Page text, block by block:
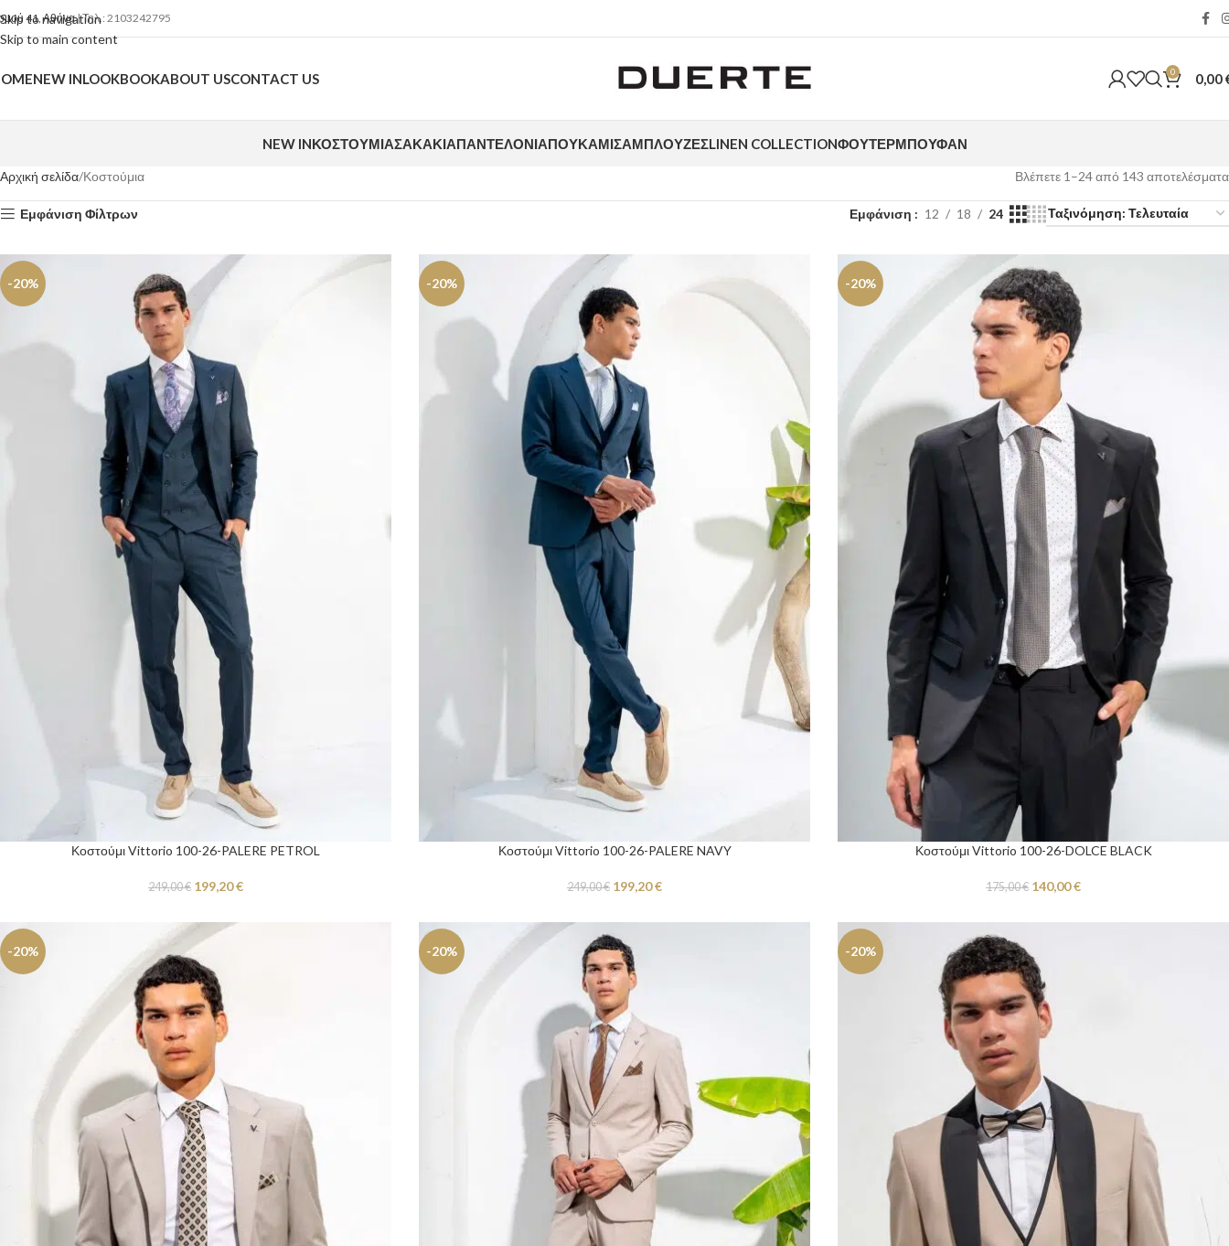
Skip to navigation
Skip to main content
41, Αθήνα| Τηλ.: 2103242795
NEW INLOOKBOOKABOUT USCONTACT US 0 0,00
NEW INΚΟΣΤΟΎΜΙΑΣΑΚΆΚΙΑΠΑΝΤΕΛΌΝΙΑΠΟΥΚΆΜΙΣΑΜΠΛΟΎΖΕΣLINEN COLLECTIONΦΟΎΤΕΡΜΠΟΥΦΆΝ
Αρχική σελίδα Κοστούμια Βλέπετε 1–24 από 143 αποτελέσματα
Εμφάνιση Φίλτρων Εμφάνιση 12 18 24
-20%
Κοστούμι Vittorio 100-26-PALERE PETROL
249,00€ 199,20€
-20%
Κοστούμι Vittorio 100-26-PALERE NAVY
249,00€ 199,20€
-20%
Κοστούμι Vittorio 100-26-DOLCE BLACK
175,00€ 140,00€
-20% -20% -20%